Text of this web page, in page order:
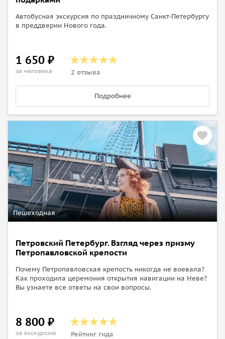
Автобусная экскурсия по праздничному Санкт-Петербургу
в преддверии Нового года.
1 650 ₽
за человека 2 отзыва
Подробнее
Пешеходная
Петровский Петербург. Взгляд через призму
Петропавловской крепости
Почему Петропавловская крепость никогда не воевала?
Как проходила церемония открытия навигации на Неве?
Вы узнаете все ответы на свои вопросы.
8 800 ₽
за экскурсию Рейтинг гида